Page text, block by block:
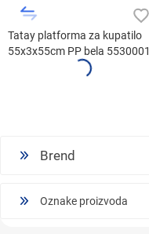
Tatay platforma za kupatilo
55x3x55cm PP bela 5530001
Brend
Oznake proizvoda